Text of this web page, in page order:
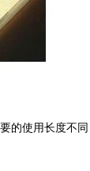
使用长度不同